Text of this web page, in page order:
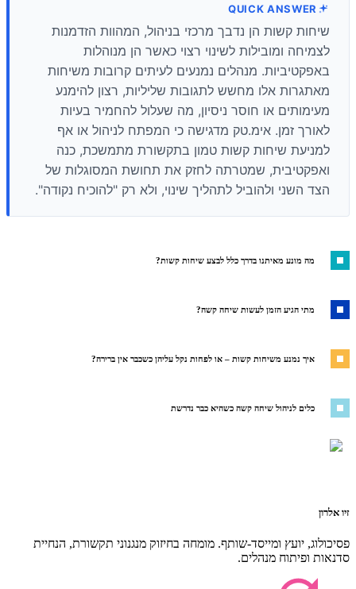
QUICK ANSWER
שיחות קשות הן נדבך מרכזי בניהול, המהוות הזדמנות
לצמיחה ומובילות לשינוי רצוי כאשר הן מנוהלות
באפקטיביות. מנהלים נמנעים לעיתים קרובות משיחות
מאתגרות אלו מחשש לתגובות שליליות, רצון להימנע
מעימותים או חוסר ניסיון, מה שעלול להחמיר בעיות
לאורך זמן. אימ.טק מדגישה כי המפתח לניהול או אף
למניעת שיחות קשות טמון בתקשורת מתמשכת, כנה
ואפקטיבית, שמטרתה לחזק את תחושת המסוגלות של
הצד השני ולהוביל לתהליך שינוי, ולא רק "להוכיח נקודה".
מה מונע מאיתנו בדרך כלל לבצע שיחות קשות?
מתי הגיע הזמן לעשות שיחה קשה?
איך נמנע משיחות קשות – או לפחות נקל עליהן כשכבר אין ברירה?
כלים לניהול שיחה קשה כשהיא כבר נדרשת
זיו אלרון
פסיכולוג, יועץ ומייסד-שותף. מומחה בחיזוק מנגנוני תקשורת, הנחיית
סדנאות ופיתוח מנהלים.